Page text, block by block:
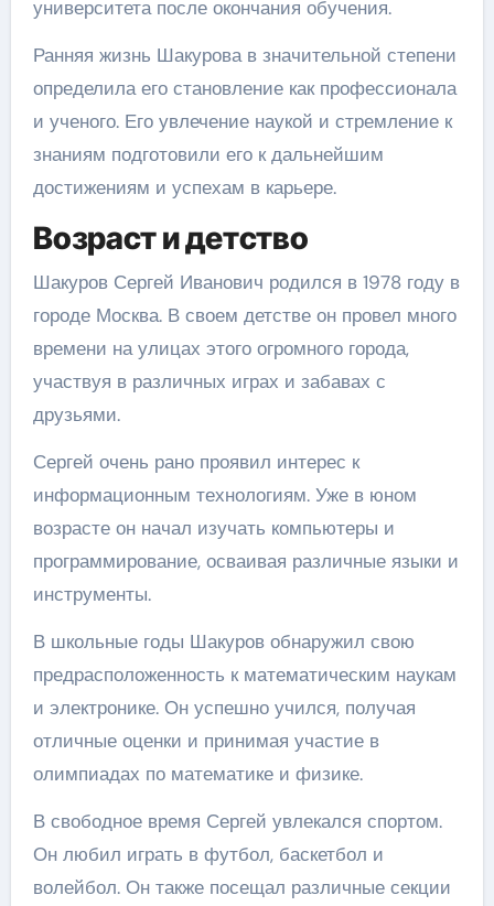
университета после окончания обучения.
Ранняя жизнь Шакурова в значительной степени
определила его становление как профессионала
и ученого. Его увлечение наукой и стремление к
знаниям подготовили его к дальнейшим
достижениям и успехам в карьере.
Возраст и детство
Шакуров Сергей Иванович родился в 1978 году в
городе Москва. В своем детстве он провел много
времени на улицах этого огромного города,
участвуя в различных играх и забавах с
друзьями.
Сергей очень рано проявил интерес к
информационным технологиям. Уже в юном
возрасте он начал изучать компьютеры и
программирование, осваивая различные языки и
инструменты.
В школьные годы Шакуров обнаружил свою
предрасположенность к математическим наукам
и электронике. Он успешно учился, получая
отличные оценки и принимая участие в
олимпиадах по математике и физике.
В свободное время Сергей увлекался спортом.
Он любил играть в футбол, баскетбол и
волейбол. Он также посещал различные секции